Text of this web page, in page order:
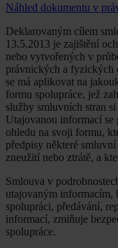
Náhled dokumentu v
Deklarovaným cílem
13.5.2013 je zajištění
nebo vytvořených v
právnických a fyzických
se má aplikovat na
formu spolupráce, jež
služby smluvních stran
Utajovanou informací
ohledu na svoji formu,
předpisy některé
zneužití nebo ztrátě, a
Smlouva v
utajovaným informacím,
spolupráci, předávání,
informací, zmiňuje
spolupráce.